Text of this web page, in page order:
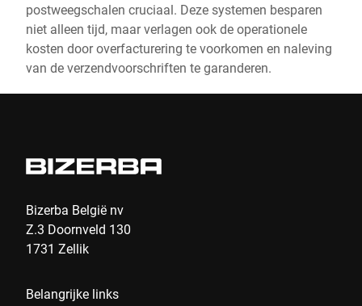
postweegschalen cruciaal. Deze systemen besparen
niet alleen tijd, maar verlagen ook de operationele
kosten door overfacturering te voorkomen en naleving
van de verzendvoorschriften te garanderen.
Bizerba België nv
Z.3 Doornveld 130
1731 Zellik
Belangrijke links